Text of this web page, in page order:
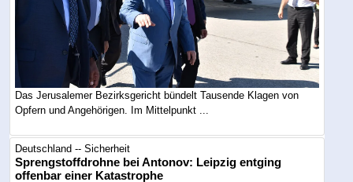
Das Jerusalemer Bezirksgericht bündelt Tausende Klagen von
Opfern und Angehörigen. Im Mittelpunkt ...
Deutschland -- Sicherheit
Sprengstoffdrohne bei Antonov: Leipzig entging
offenbar einer Katastrophe